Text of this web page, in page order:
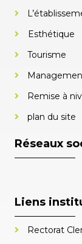
Esthétique
Tourisme
Remise à
plan du site
Réseaux
Liens
Rectorat